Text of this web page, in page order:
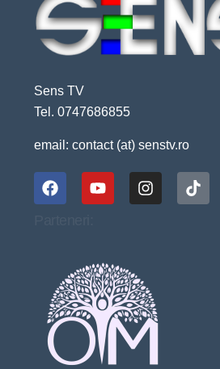
Sens TV
Tel. 0747686855
email: contact (at) senstv.ro